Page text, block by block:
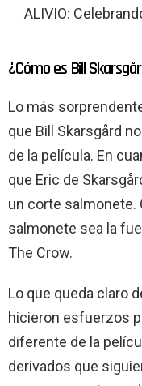
ALIVIO:
¿Cómo es Bill
Lo más
que Bill Skarsgård
de la película. En
que Eric de
un corte salmonete.
salmonete sea la
The Crow.
Lo que queda claro
hicieron esfuerzos
diferente de la
derivados que